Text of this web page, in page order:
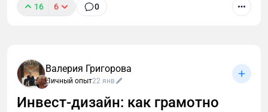
16 6 0
Валерия Григорова
Личный опыт22 янв
Инвест‑дизайн: как грамотно